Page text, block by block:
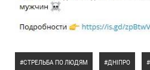
СТРЕЛЬБА ПО ЛЮДЯМ ДНІПРО